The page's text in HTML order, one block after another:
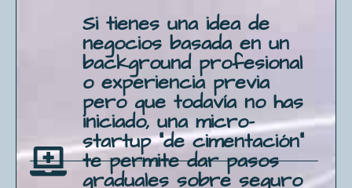
Si tienes una idea de
negocios basada en un
background profesional
o experiencia previa
pero que todavía no has
iniciado, una micro-
startup "de cimentación"
te permite dar pasos
graduales sobre seguro